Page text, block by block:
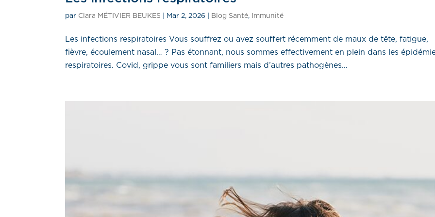
par Clara MÉTIVIER BEUKES Mar 2, 2026 Blog Santé, Immunité
Les infections respiratoires Vous souffrez ou avez souffert récemment de maux de tête, fatigue,
fièvre, écoulement nasal… ? Pas étonnant, nous sommes effectivement en plein dans les
respiratoires. Covid, grippe vous sont familiers mais d’autres pathogènes...